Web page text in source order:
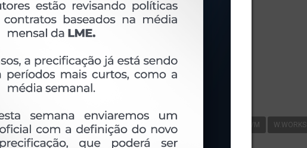
Ver perfis relacionados
Etiquetas: 794- PESO LINEAR - 0 351 KG/M AE-559 351KG/M W.WORKS